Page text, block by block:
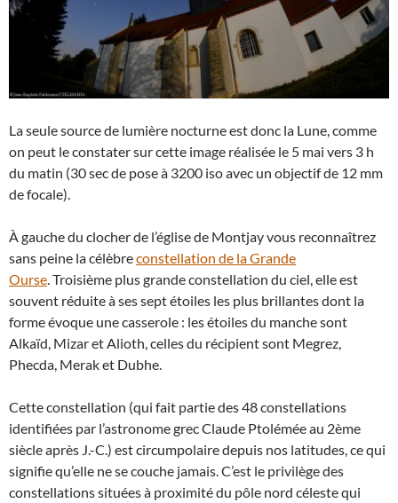
La seule source de lumière nocturne est donc la Lune, comme
on peut le constater sur cette image réalisée le 5 mai vers 3 h
du matin (30 sec de pose à 3200 iso avec un objectif de 12 mm
de focale).
À gauche du clocher de l’église de Montjay vous reconnaîtrez
sans peine la célèbreconstellation de la Grande
Ourse . Troisième plus grande constellation du ciel, elle est
souvent réduite à ses sept étoiles les plus brillantes dont la
forme évoque une casserole : les étoiles du manche sont
Alkaïd, Mizar et Alioth, celles du récipient sont Megrez,
Phecda, Merak et Dubhe.
Cette constellation (qui fait partie des 48 constellations
identifiées par l’astronome grec Claude Ptolémée au 2ème
siècle après J.-C.) est circumpolaire depuis nos latitudes, ce qui
signifie qu’elle ne se couche jamais. C’est le privilège des
constellations situées à proximité du pôle nord céleste qui